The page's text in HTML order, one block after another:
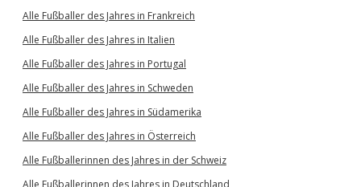
Alle Fußballer des Jahres in Frankreich
Alle Fußballer des Jahres in Italien
Alle Fußballer des Jahres in Portugal
Alle Fußballer des Jahres in Schweden
Alle Fußballer des Jahres in Südamerika
Alle Fußballer des Jahres in Österreich
Alle Fußballerinnen des Jahres in der Schweiz
Alle Fußballerinnen des Jahres in Deutschland